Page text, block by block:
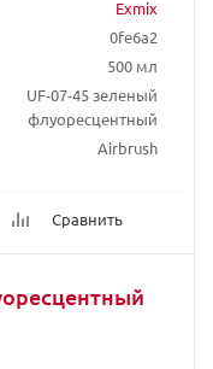
Exmix
0fe6a2
500 мл
UF-07-45 зеленый
флуоресцентный
Airbrush
Сравнить